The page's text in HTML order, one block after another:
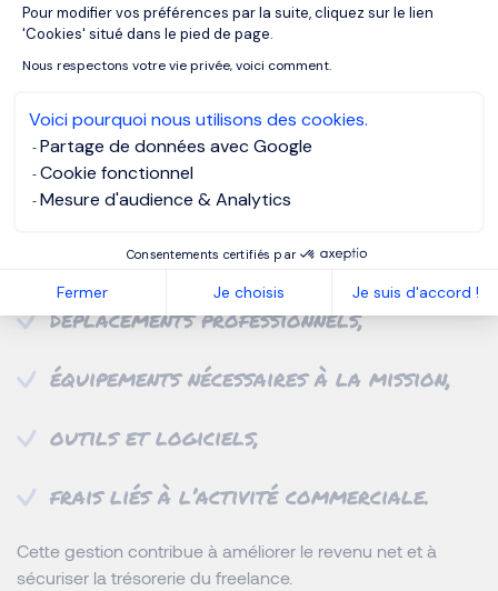
Pour modifier vos préférences par la suite, cliquez sur le lien
'Cookies' situé dans le pied de page.
Nous respectons votre vie privée, voici comment.
Voici pourquoi nous utilisons des cookies.
Partage de données avec Google
Cookie fonctionnel
Mesure d'audience & Analytics
Consentements certifiés par
Fermer Je choisis Je suis d'accord !
Axeptio consent
Le portage salarial permet également d’optimiser la
rémunération du freelance dans un cadre légal et
Gestion et déduction des frais
professionnels
Certains frais liés à l’activité peuvent être pris en compte :
déplacements professionnels,
équipements nécessaires à la mission,
outils et logiciels,
frais liés à l’activité commerciale.
Cette gestion contribue à améliorer le revenu net et à
sécuriser la trésorerie du freelance.